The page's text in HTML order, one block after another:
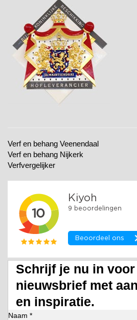
Verf en behang Veenendaal
Verf en behang Nijkerk
Verfvergelijker
Schrijf je nu in voor
nieuwsbrief met
en inspiratie.
Naam *